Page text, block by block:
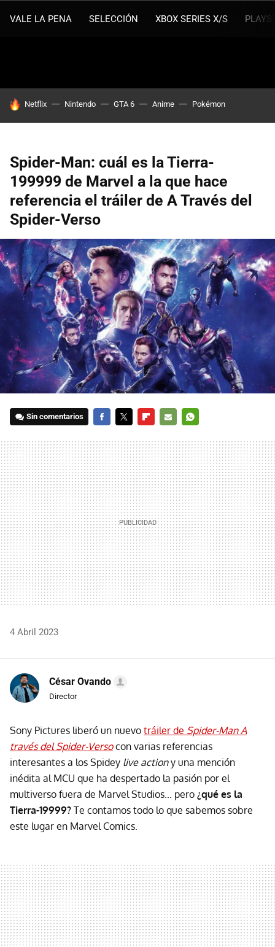
VALE LA PENA SELECCIÓN XBOX SERIES X/S
HOY SE HABLA DE
Netflix Nintendo GTA 6 Anime Pokémon
Spider-Man: cuál es la Tierra-
199999 de Marvel a la que hace
referencia el tráiler de A Través del
Spider-Verso
Sin comentarios
MAIL
4 Abril 2023
César Ovando
Director
Sony Pictures liberó un nuevo tráiler de Spider-Man A
través del Spider-Versocon varias referencias
interesantes a los Spidey live actiony una mención
inédita al MCU que ha despertado la pasión por el
multiverso fuera de Marvel Studios... pero ¿qué es la
Tierra-19999? Te contamos todo lo que sabemos sobre
este lugar en Marvel Comics.